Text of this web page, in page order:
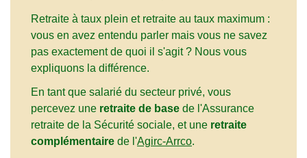
Retraite à taux plein et retraite au taux maximum :
vous en avez entendu parler mais vous ne savez
pas exactement de quoi il s'agit ? Nous vous
expliquons la différence.
En tant que salarié du secteur privé, vous
percevez une retraite de base de l'Assurance
retraite de la Sécurité sociale, et une retraite
complémentaire de l'Agirc-Arrco.